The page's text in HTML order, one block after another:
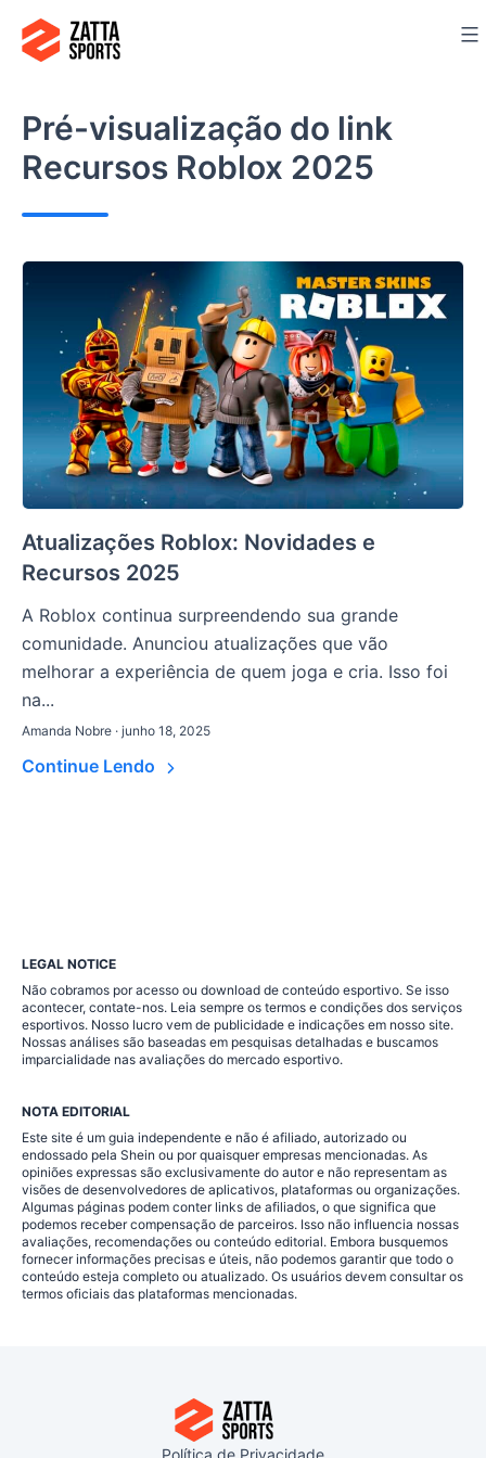
para
conteúdo
Pré-visualização do link
Recursos Roblox 2025
Atualizações Roblox: Novidades e
Recursos 2025
A Roblox continua surpreendendo sua grande
comunidade. Anunciou atualizações que vão
melhorar a experiência de quem joga e cria. Isso foi
na...
Amanda Nobre · junho 18, 2025
Continue Lendo
LEGAL NOTICE
Não cobramos por acesso ou download de conteúdo esportivo. Se isso
acontecer, contate-nos. Leia sempre os termos e condições dos serviços
esportivos. Nosso lucro vem de publicidade e indicações em nosso site.
Nossas análises são baseadas em pesquisas detalhadas e buscamos
imparcialidade nas avaliações do mercado esportivo.
NOTA EDITORIAL
Este site é um guia independente e não é afiliado, autorizado ou
endossado pela Shein ou por quaisquer empresas mencionadas. As
opiniões expressas são exclusivamente do autor e não representam as
visões de desenvolvedores de aplicativos, plataformas ou organizações.
Algumas páginas podem conter links de afiliados, o que significa que
podemos receber compensação de parceiros. Isso não influencia nossas
avaliações, recomendações ou conteúdo editorial. Embora busquemos
fornecer informações precisas e úteis, não podemos garantir que todo o
conteúdo esteja completo ou atualizado. Os usuários devem consultar os
termos oficiais das plataformas mencionadas.